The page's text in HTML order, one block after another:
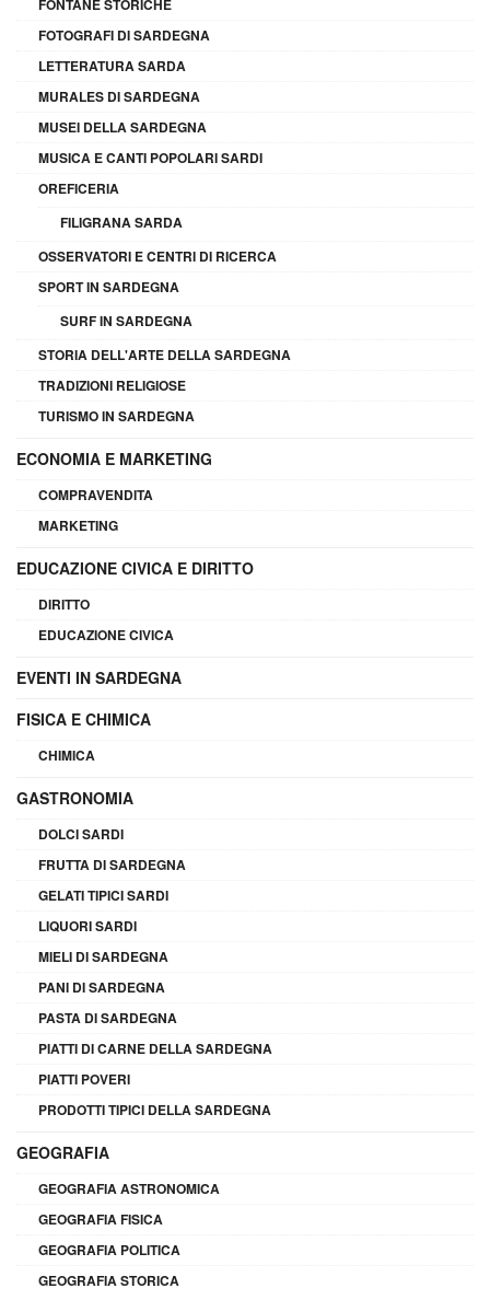
FONTANE STORICHE
FOTOGRAFI DI SARDEGNA
LETTERATURA SARDA
MURALES DI SARDEGNA
MUSEI DELLA SARDEGNA
MUSICA E CANTI POPOLARI SARDI
OREFICERIA
FILIGRANA SARDA
OSSERVATORI E CENTRI DI RICERCA
SPORT IN SARDEGNA
SURF IN SARDEGNA
STORIA DELL'ARTE DELLA SARDEGNA
TRADIZIONI RELIGIOSE
TURISMO IN SARDEGNA
ECONOMIA E MARKETING
COMPRAVENDITA
MARKETING
EDUCAZIONE CIVICA E DIRITTO
DIRITTO
EDUCAZIONE CIVICA
EVENTI IN SARDEGNA
FISICA E CHIMICA
CHIMICA
GASTRONOMIA
DOLCI SARDI
FRUTTA DI SARDEGNA
GELATI TIPICI SARDI
LIQUORI SARDI
MIELI DI SARDEGNA
PANI DI SARDEGNA
PASTA DI SARDEGNA
PIATTI DI CARNE DELLA SARDEGNA
PIATTI POVERI
PRODOTTI TIPICI DELLA SARDEGNA
GEOGRAFIA
GEOGRAFIA ASTRONOMICA
GEOGRAFIA FISICA
GEOGRAFIA POLITICA
GEOGRAFIA STORICA